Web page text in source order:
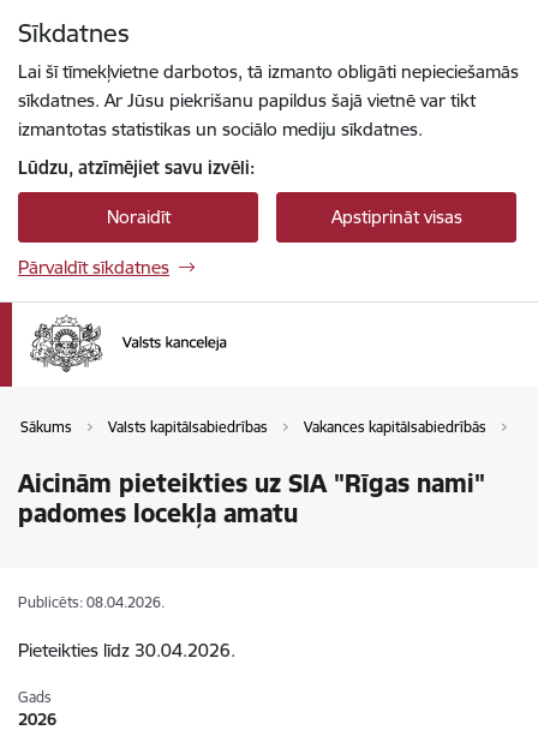
Sīkdatnes
Lai šī tīmekļvietne darbotos, tā izmanto obligāti nepieciešamās
sīkdatnes. Ar Jūsu piekrišanu papildus šajā vietnē var tikt
izmantotas statistikas un sociālo mediju sīkdatnes.
Lūdzu, atzīmējiet savu izvēli:
Noraidīt Apstiprināt visas
Pārvaldīt sīkdatnes
Sākums Valsts kapitālsabiedrības Vakances kapitālsabiedrībās
Aicinām pieteikties uz SIA "Rīgas nami"
padomes locekļa amatu
Publicēts: 08.04.2026.
Pieteikties līdz 30.04.2026.
Gads
2026